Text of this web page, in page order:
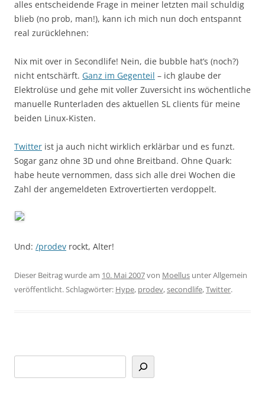
alles entscheidende Frage in meiner letzten mail schuldig
blieb (no prob, man!), kann ich mich nun doch entspannt
real zurücklehnen:
Nix mit over in Secondlife! Nein, die bubble hat’s (noch?)
nicht entschärft. Ganz im Gegenteil – ich glaube der
Elektrolüse und gehe mit voller Zuversicht ins wöchentliche
manuelle Runterladen des aktuellen SL clients für meine
beiden Linux-Kisten.
Twitter ist ja auch nicht wirklich erklärbar und es funzt.
Sogar ganz ohne 3D und ohne Breitband. Ohne Quark:
habe heute vernommen, dass sich alle drei Wochen die
Zahl der angemeldeten Extrovertierten verdoppelt.
Und: /prodev rockt, Alter!
Dieser Beitrag wurde am 10. Mai 2007von Moellus unter Allgemein
veröffentlicht. Schlagwörter: Hype, prodev,secondlife,Twitter.